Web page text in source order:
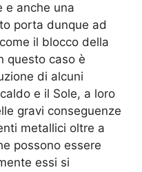
e anche una
porta dunque ad
il blocco della
questo caso è
di alcuni
e il Sole, a loro
gravi conseguenze
metallici oltre a
possono essere
essi si